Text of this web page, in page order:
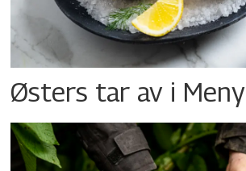
Østers tar av i Meny